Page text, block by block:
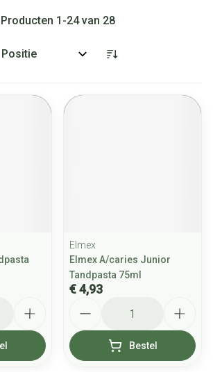
Producten 1 -24van 28
Sorteer op:
Elmex
Elmex A/caries Junior
Tandpasta 75ml
€ 4,93
Bestel